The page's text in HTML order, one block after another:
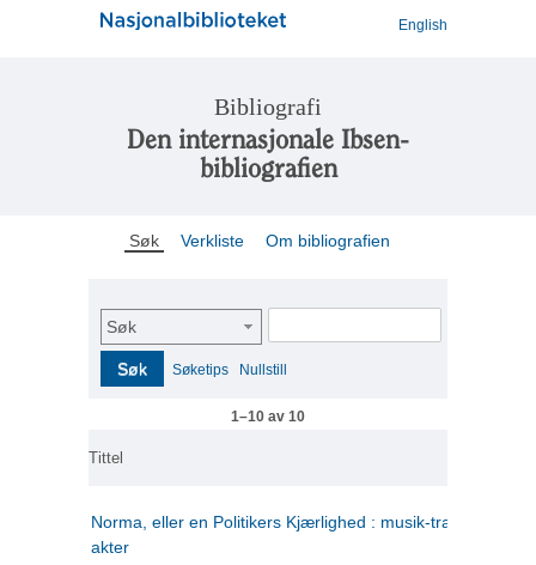
English
Bibliografi
Den internasjonale Ibsen-
bibliografien
Søk Verkliste Om bibliografien
Søk
Søk Søketips Nullstill
1–10 av 10
Tittel
Norma, eller en Politikers Kjærlighed : musik-tragedie i tre
akter